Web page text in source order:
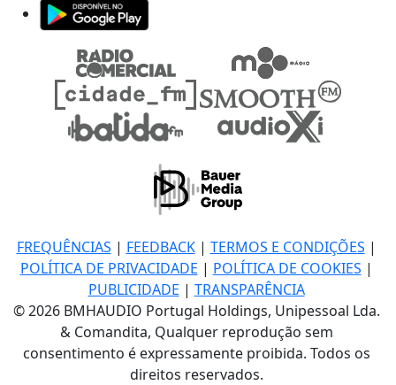
FREQUÊNCIAS | FEEDBACK| TERMOS E CONDIÇÕES |
POLÍTICA DE PRIVACIDADE | POLÍTICA DE COOKIES |
PUBLICIDADE | TRANSPARÊNCIA
© 2026 BMHAUDIO Portugal Holdings, Unipessoal Lda.
& Comandita, Qualquer reprodução sem
consentimento é expressamente proibida. Todos os
direitos reservados.